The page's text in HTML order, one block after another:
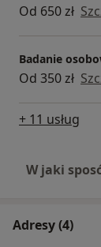
Od 650 zł
Badanie
Od 350 zł
+ 11 usług
W jaki
Adresy (4)